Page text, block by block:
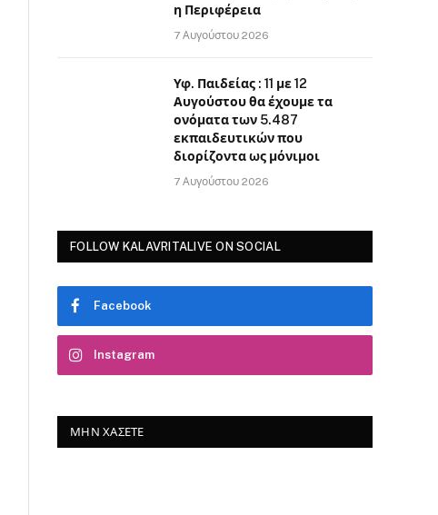
η Περιφέρεια
7 Αυγούστου 2026
Υφ. Παιδείας : 11 με 12
Αυγούστου θα έχουμε τα
ονόματα των 5.487
εκπαιδευτικών που
διορίζοντα ως μόνιμοι
7 Αυγούστου 2026
FOLLOW KALAVRITALIVE ON SOCIAL
Facebook
Instagram
ΜΗΝ ΧΆΣΕΤΕ